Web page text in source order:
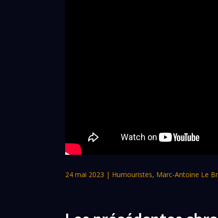
24 mai 2023 | Humouristes, Marc-Antoine Le